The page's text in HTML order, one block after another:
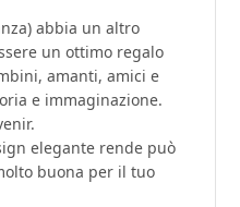
abbia un altro
un ottimo regalo
amanti, amici e
e immaginazione.
elegante rende può
buona per il tuo